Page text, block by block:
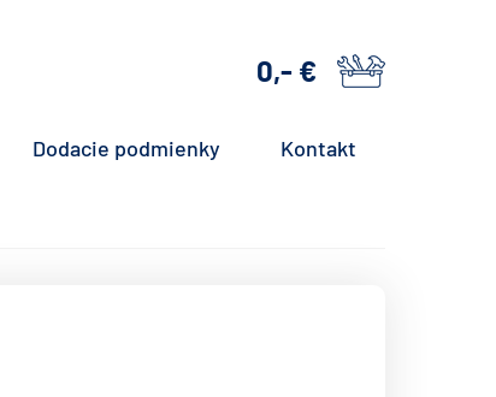
0,- €
Dodacie podmienky Kontakt